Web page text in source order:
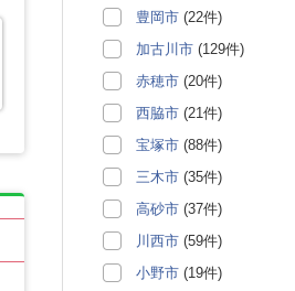
豊岡市 (22件)
加古川市 (129件)
赤穂市 (20件)
西脇市 (21件)
宝塚市 (88件)
三木市 (35件)
高砂市 (37件)
川西市 (59件)
小野市 (19件)